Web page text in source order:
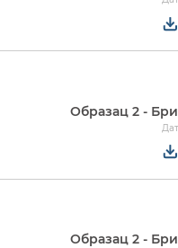
Образац 2 -
Образац 2 -